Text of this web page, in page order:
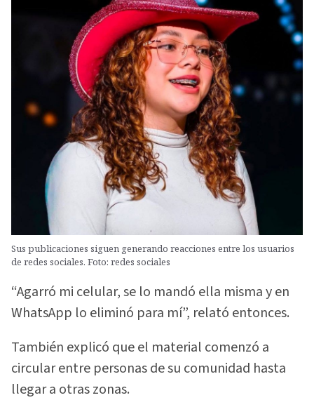
Sus publicaciones siguen generando reacciones entre los usuarios
de redes sociales. Foto: redes sociales
“Agarró mi celular, se lo mandó ella misma y en
WhatsApp lo eliminó para mí”, relató entonces.
También explicó que el material comenzó a
circular entre personas de su comunidad hasta
llegar a otras zonas.